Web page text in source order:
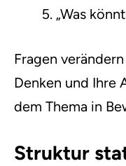
„Was
Fragen
Denken und Ihre
dem Thema in
Struktur